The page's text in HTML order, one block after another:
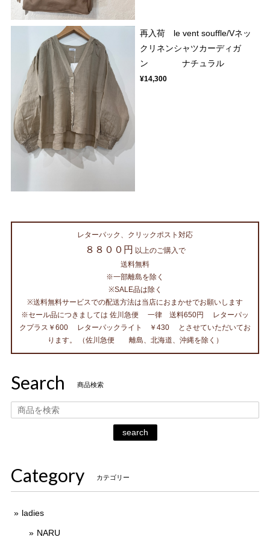
再入荷 le vent souffle/Vネッ
クリネンシャツカーディガ
ン ナチュラル
¥14,300
レターパック、クリックポスト対応
８８００円 以上のご購入で
送料無料
※一部離島を除く
※SALE品は除く
※送料無料サービスでの配送方法は当店におまかせでお願いします
※セール品につきましては 佐川急便 一律 送料650円 レターパッ
クプラス￥600 レターパックライト ￥430 とさせていただいてお
ります。 （佐川急便 離島、北海道、沖縄を除く）
Search 商品検索
search
Category カテゴリー
ladies
NARU